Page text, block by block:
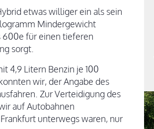
etwas williger ein als sein
Mindergewicht
600e für einen tieferen
sorgt.
4,9 Litern Benzin je 100
wir, der Angabe des
Zur Verteidigung des
auf Autobahnen
unterwegs waren, nur